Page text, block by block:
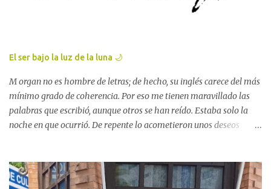
cuna del conquistador, ya ves. Y para él, en su honor, se erige una
Cortés en Medellín" Mira, es esta. De la plaza enterita no tengo
No nos detengamos que aún nos queda mucho camino por andar y
muchos...
El ser bajo la luz de la luna 🌙
M organ no es hombre de letras; de hecho, su inglés carece del más
mínimo grado de coherencia. Por eso me tienen maravillado las
palabras que escribió, aunque otros se han reído. Estaba solo la
noche en que ocurrió. De repente lo acometieron unos deseos
Providence, Rhode Island. El 24 de noviembre de 1927 — no sé
siquiera en qué año estamos — me quedé dormido y tuve un